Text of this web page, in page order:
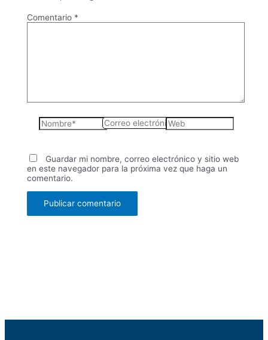
Comentario *
Nombre*
Correo
electrónico*
Web
Guardar mi nombre, correo electrónico y sitio web
en este navegador para la próxima vez que haga un
comentario.